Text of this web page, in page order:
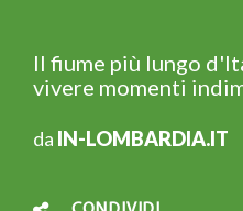
Il fiume più lungo
vivere momenti
da IN-LOMBARDIA.IT